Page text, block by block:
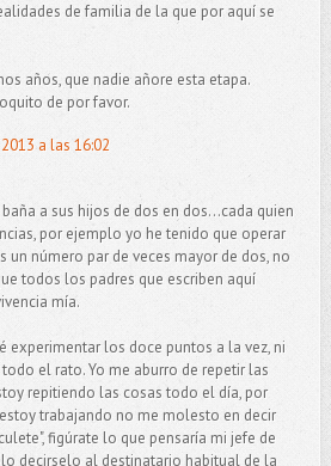
de familia de la que por aquí se
años, que nadie añore esta etapa.
de por favor.
a las 16:02
a sus hijos de dos en dos...cada quien
por ejemplo yo he tenido que operar
un número par de veces mayor de dos, no
todos los padres que escriben aquí
mía.
experimentar los doce puntos a la vez, ni
el rato. Yo me aburro de repetir las
repitiendo las cosas todo el día, por
trabajando no me molesto en decir
figúrate lo que pensaría mi jefe de
decirselo al destinatario habitual de la